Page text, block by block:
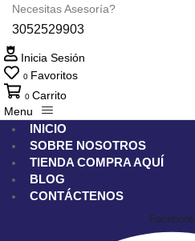
Necesitas Asesoría?
3052529903
Inicia Sesión
0 Favoritos
0 Carrito
Menu
INICIO
SOBRE NOSOTROS
TIENDA COMPRA AQUÍ
BLOG
CONTÁCTENOS
Facebook